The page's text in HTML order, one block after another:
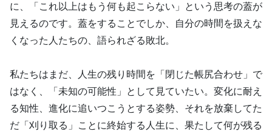
に、「これ以上はもう何も起こらない」という思考の蓋が
見えるのです。蓋をすることでしか、自分の時間を扱えな
くなった人たちの、語られざる敗北。
私たちはまだ、人生の残り時間を「閉じた帳尻合わせ」で
はなく、「未知の可能性」として見ていたい。変化に耐え
る知性、進化に追いつこうとする姿勢、それを放棄してた
だ「刈り取る」ことに終始する人生に、果たして何が残る